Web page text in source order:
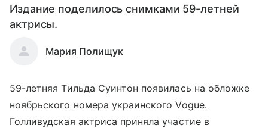
Издание поделилось снимками 59-летней
актрисы.
Мария Полищук
59-летняя Тильда Суинтон появилась на обложке
ноябрьского номера украинского Vogue.
Голливудская актриса приняла участие в